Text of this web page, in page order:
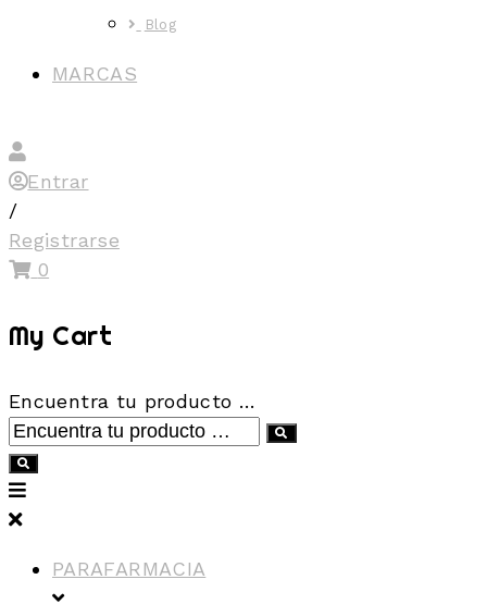
Blog
MARCAS
Entrar
/
Registrarse
0
My Cart
Encuentra tu producto …
PARAFARMACIA